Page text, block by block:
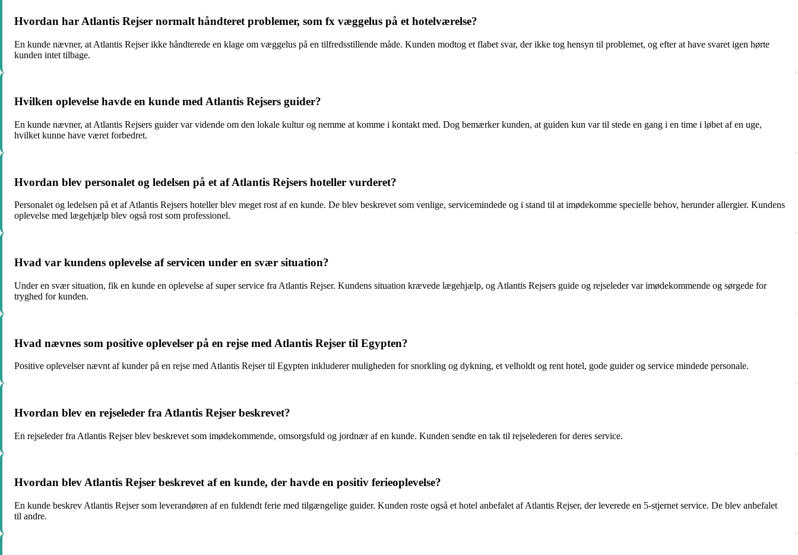
Hvordan har Atlantis Rejser normalt håndteret problemer, som fx væggelus på et hotelværelse?
En kunde nævner, at Atlantis Rejser ikke håndterede en klage om væggelus på en tilfredsstillende måde. Kunden modtog et flabet svar, der ikke tog hensyn til problemet, og efter at have svaret igen hørte
kunden intet tilbage.
Hvilken oplevelse havde en kunde med Atlantis Rejsers guider?
En kunde nævner, at Atlantis Rejsers guider var vidende om den lokale kultur og nemme at komme i kontakt med. Dog bemærker kunden, at guiden kun var til stede en gang i en time i løbet af en uge,
hvilket kunne have været forbedret.
Hvordan blev personalet og ledelsen på et af Atlantis Rejsers hoteller vurderet?
Personalet og ledelsen på et af Atlantis Rejsers hoteller blev meget rost af en kunde. De blev beskrevet som venlige, servicemindede og i stand til at imødekomme specielle behov, herunder allergier. Kundens
oplevelse med lægehjælp blev også rost som professionel.
Hvad var kundens oplevelse af servicen under en svær situation?
Under en svær situation, fik en kunde en oplevelse af super service fra Atlantis Rejser. Kundens situation krævede lægehjælp, og Atlantis Rejsers guide og rejseleder var imødekommende og sørgede for
tryghed for kunden.
Hvad nævnes som positive oplevelser på en rejse med Atlantis Rejser til Egypten?
Positive oplevelser nævnt af kunder på en rejse med Atlantis Rejser til Egypten inkluderer muligheden for snorkling og dykning, et velholdt og rent hotel, gode guider og service mindede personale.
Hvordan blev en rejseleder fra Atlantis Rejser beskrevet?
En rejseleder fra Atlantis Rejser blev beskrevet som imødekommende, omsorgsfuld og jordnær af en kunde. Kunden sendte en tak til rejselederen for deres service.
Hvordan blev Atlantis Rejser beskrevet af en kunde, der havde en positiv ferieoplevelse?
En kunde beskrev Atlantis Rejser som leverandøren af en fuldendt ferie med tilgængelige guider. Kunden roste også et hotel anbefalet af Atlantis Rejser, der leverede en 5-stjernet service. De blev anbefalet
til andre.